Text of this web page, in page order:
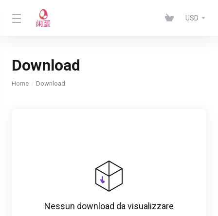
USD
Download
Home Download
Nessun download da visualizzare